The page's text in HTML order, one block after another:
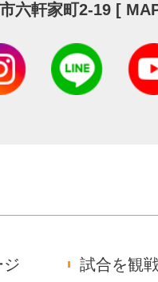
六軒家町2-19 [
ジ
試合を観